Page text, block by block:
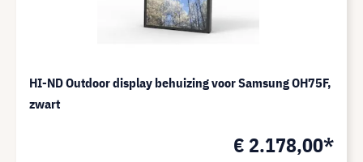
HI-ND Outdoor display behuizing voor Samsung OH75F,
zwart
€ 2.178,00*